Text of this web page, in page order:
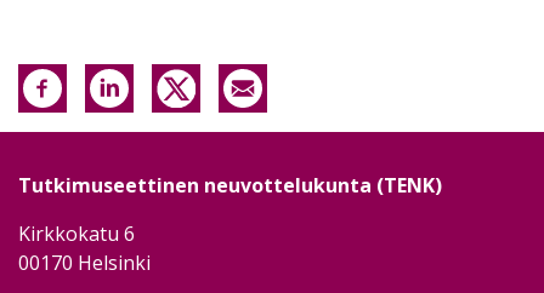
Tutkimuseettinen neuvottelukunta (TENK)
Kirkkokatu 6
00170 Helsinki